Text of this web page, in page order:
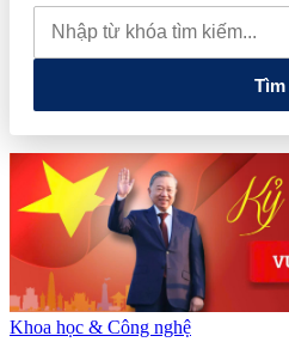
muốn mở rộng hợp tác công nghệ
thái tài chính đến tham vọng năng
"đòn bẩy vốn" như thế nào?
Tìm
Khoa học & Công nghệ